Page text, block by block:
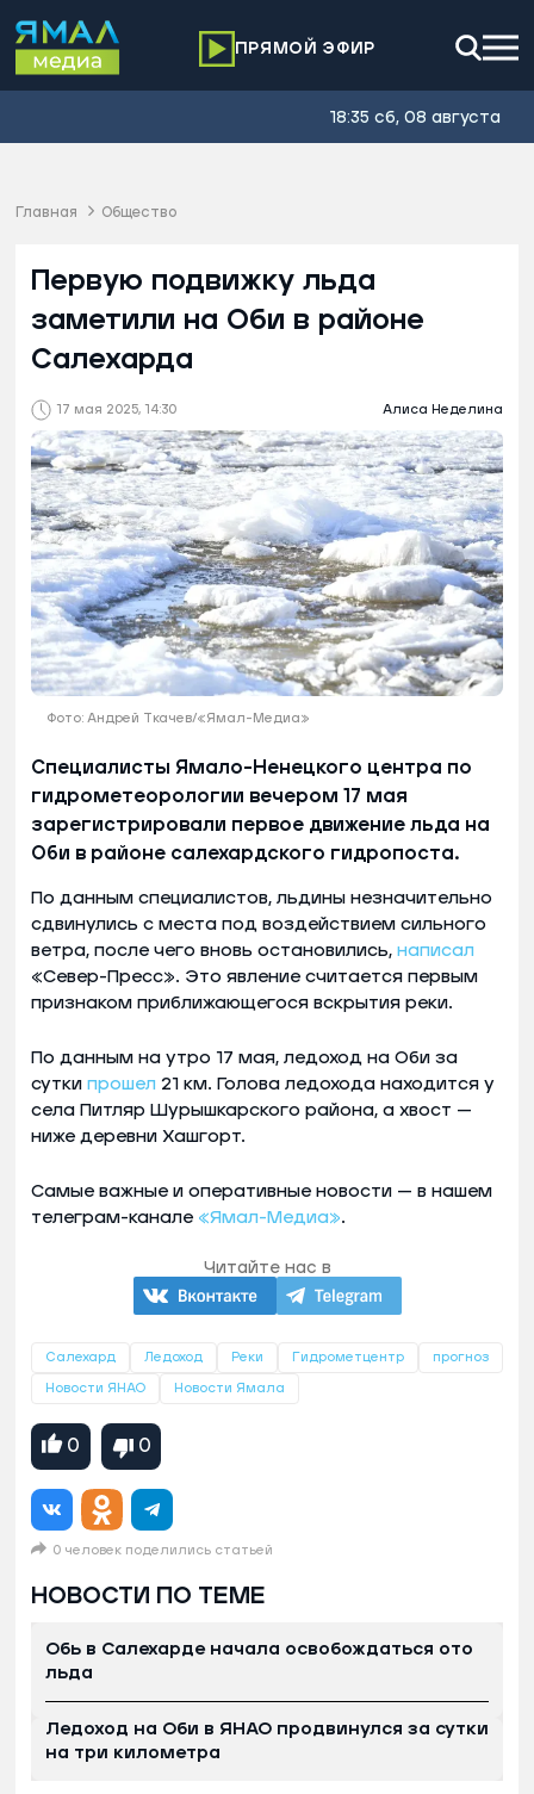
ПРЯМОЙ ЭФИР
18:35 сб, 08 августа
Главная Общество
17 мая 2025, 14:30 Алиса Неделина
Первую подвижку льда
заметили на Оби в районе
Салехарда
Фото: Андрей Ткачев/«Ямал-Медиа»
Специалисты Ямало-Ненецкого центра по
гидрометеорологии вечером 17 мая
зарегистрировали первое движение льда на
Оби в районе салехардского гидропоста.
По данным специалистов, льдины незначительно
сдвинулись с места под воздействием сильного
ветра, после чего вновь остановились, написал
«Север-Пресс». Это явление считается первым
признаком приближающегося вскрытия реки.
По данным на утро 17 мая, ледоход на Оби за
сутки прошел 21 км. Голова ледохода находится у
села Питляр Шурышкарского района, а хвост —
ниже деревни Хашгорт.
Самые важные и оперативные новости — в нашем
телеграм-канале «Ямал-Медиа».
Читайте нас в
Салехард Ледоход Реки Гидрометцентр прогноз
Новости ЯНАО Новости Ямала
0 0
0 человек поделились статьей
НОВОСТИ ПО ТЕМЕ
Обь в Салехарде начала освобождаться ото
льда
Ледоход на Оби в ЯНАО продвинулся за сутки
на три километра